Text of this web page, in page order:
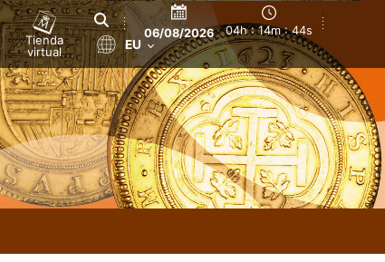
Tienda
virtual
06/08/2026 04h : 14m : 45s
EU